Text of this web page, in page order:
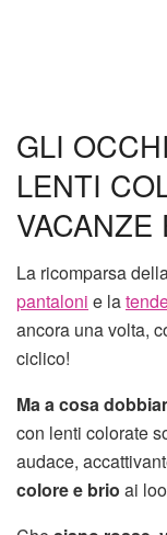
GLI
LENTI
VACANZE
La ricomparsa
pantaloni e la
ancora una volta,
ciclico!
Ma a cosa
con lenti colorate
audace,
colore e brio ai